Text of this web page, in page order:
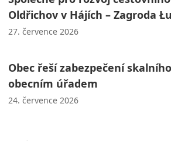
Oldřichov v Hájích – Zagroda
27. července 2026
Obec řeší zabezpečení
obecním úřadem
24. července 2026